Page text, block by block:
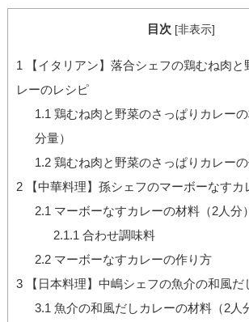
目次 [非表示]
1 【イタリアン】落合シェフの鶏むね肉と
レーのレシピ
1.1 鶏むね肉と野菜のさっぱりカレー
分量）
1.2鶏むね肉と野菜のさっぱりカレー
2【中華料理】孫シェフのマーボーなすカ
2.1 マーボーなすカレーの材料（2人分）
2.1.1 合わせ調味料
2.2マーボーなすカレーの作り方
3【日本料理】中嶋シェフの魚介の和風だ
3.1 魚介の和風だしカレーの材料（2人